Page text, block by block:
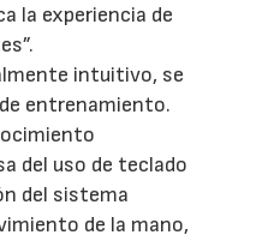
la experiencia de
intuitivo, se
entrenamiento.
del uso de teclado
del sistema
de la mano,